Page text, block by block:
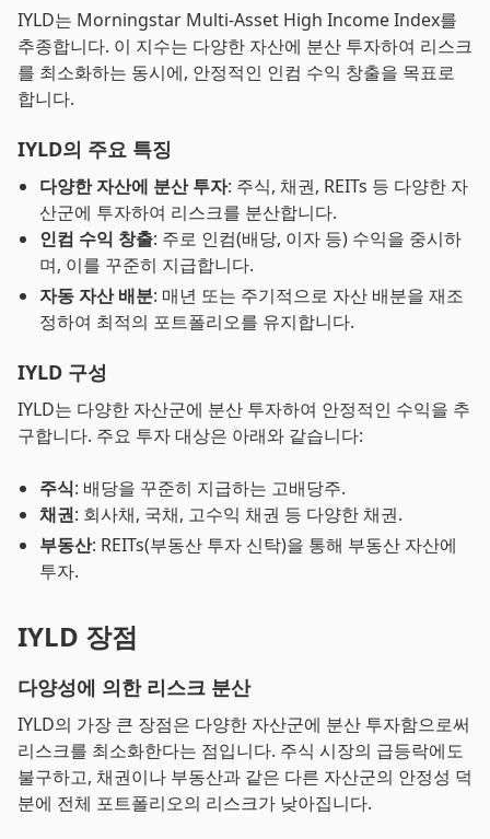
IYLD는 Morningstar Multi-Asset High Income Index를
추종합니다. 이 지수는 다양한 자산에 분산 투자하여 리스크
를 최소화하는 동시에, 안정적인 인컴 수익 창출을 목표로
합니다.
IYLD의 주요 특징
다양한 자산에 분산 투자: 주식, 채권, REITs 등 다양한 자
산군에 투자하여 리스크를 분산합니다.
인컴 수익 창출: 주로 인컴(배당, 이자 등) 수익을 중시하
며, 이를 꾸준히 지급합니다.
자동 자산 배분: 매년 또는 주기적으로 자산 배분을 재조
정하여 최적의 포트폴리오를 유지합니다.
IYLD 구성
IYLD는 다양한 자산군에 분산 투자하여 안정적인 수익을 추
구합니다. 주요 투자 대상은 아래와 같습니다:
주식: 배당을 꾸준히 지급하는 고배당주.
채권: 회사채, 국채, 고수익 채권 등 다양한 채권.
부동산: REITs(부동산 투자 신탁)을 통해 부동산 자산에
투자.
IYLD 장점
다양성에 의한 리스크 분산
IYLD의 가장 큰 장점은 다양한 자산군에 분산 투자함으로써
리스크를 최소화한다는 점입니다. 주식 시장의 급등락에도
불구하고, 채권이나 부동산과 같은 다른 자산군의 안정성 덕
분에 전체 포트폴리오의 리스크가 낮아집니다.